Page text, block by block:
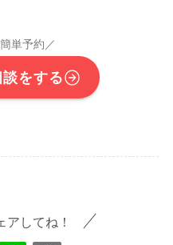
単予約／
をする
アしてね！